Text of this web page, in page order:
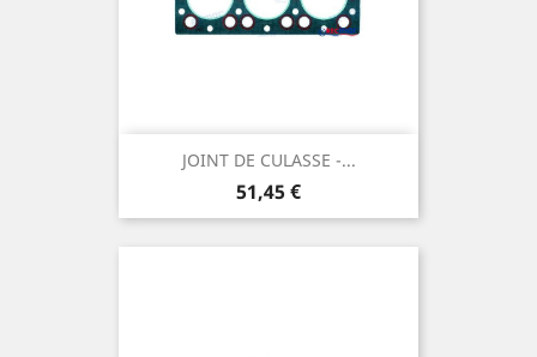
JOINT DE CULASSE -...
Prix
51,45 €